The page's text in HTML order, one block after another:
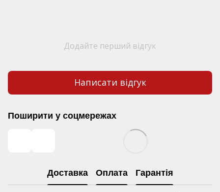
Додайте перший відгук
Написати відгук
Поширити у соцмережах
Доставка Оплата Гарантія